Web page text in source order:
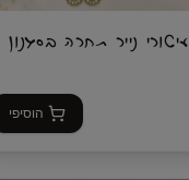
מארז 10 עיטורי נייר תחרה בסגנון
הוסיפי